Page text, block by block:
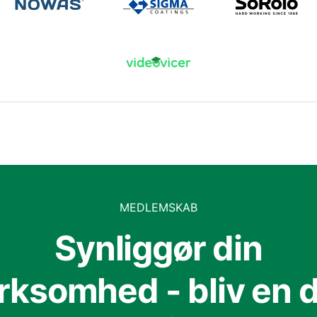
MEDLEMSKAB
Synliggør din
- bliv en